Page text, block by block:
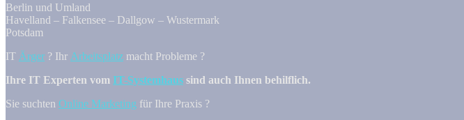
Berlin und Umland
Havelland – Falkensee – Dallgow – Wustermark
Potsdam
IT Ärger ? Ihr Arbeitsplatz macht Probleme ?
Ihre IT Experten vom IT-Systemhaus sind auch Ihnen behilflich.
Sie suchten Online Marketing für Ihre Praxis ?